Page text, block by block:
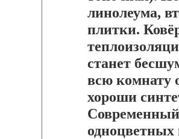
линолеума,
плитки.
станет
всю комнату
хороши
Современный
одноцветных